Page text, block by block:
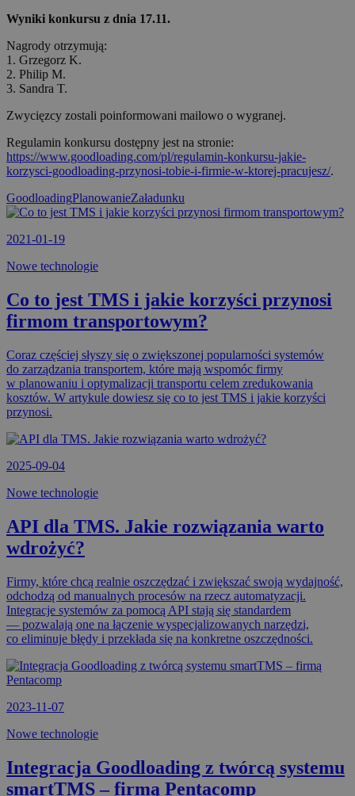
Wyniki konkursu z dnia 17.11.
Nagrody otrzymują:
1. Grzegorz K.
2. Philip M.
3. Sandra T.
Zwycięzcy zostali poinformowani mailowo o wygranej.
Regulamin konkursu dostępny jest na stronie:
https://www.goodloading.com/pl/regulamin-konkursu-jakie-
korzysci-goodloading-przynosi-tobie-i-firmie-w-ktorej-pracujesz/.
GoodloadingPlanowanieZaładunku
2021-01-19
Nowe technologie
Co to jest TMS i jakie korzyści przynosi
firmom transportowym?
Coraz częściej słyszy się o zwiększonej popularności systemów
do zarządzania transportem, które mają wspomóc firmy
w planowaniu i optymalizacji transportu celem zredukowania
kosztów. W artykule dowiesz się co to jest TMS i jakie korzyści
przynosi.
2025-09-04
Nowe technologie
API dla TMS. Jakie rozwiązania warto
wdrożyć?
Firmy, które chcą realnie oszczędzać i zwiększać swoją wydajność,
odchodzą od manualnych procesów na rzecz automatyzacji.
Integracje systemów za pomocą API stają się standardem
— pozwalają one na łączenie wyspecjalizowanych narzędzi,
co eliminuje błędy i przekłada się na konkretne oszczędności.
2023-11-07
Nowe technologie
Integracja Goodloading z twórcą systemu
smartTMS – firmą Pentacomp